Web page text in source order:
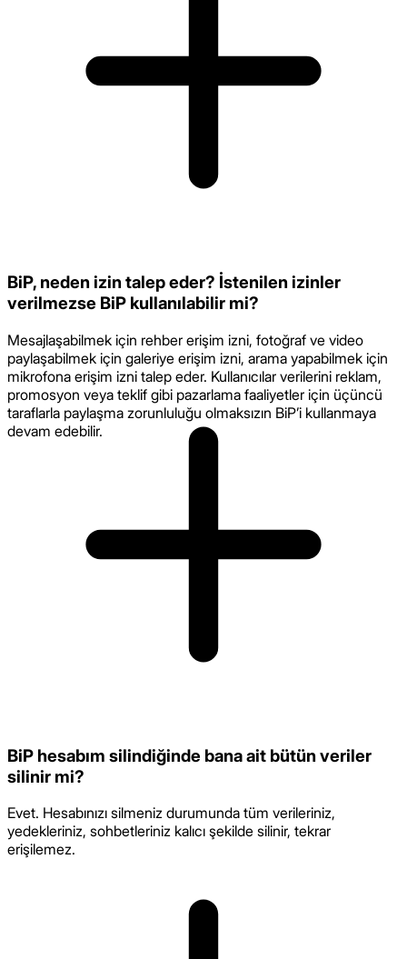
BiP, neden izin talep eder? İstenilen izinler
verilmezse BiP kullanılabilir mi?
Mesajlaşabilmek için rehber erişim izni, fotoğraf ve video
paylaşabilmek için galeriye erişim izni, arama yapabilmek için
mikrofona erişim izni talep eder. Kullanıcılar verilerini reklam,
promosyon veya teklif gibi pazarlama faaliyetler için üçüncü
taraflarla paylaşma zorunluluğu olmaksızın BiP’i kullanmaya
devam edebilir.
BiP hesabım silindiğinde bana ait bütün veriler
silinir mi?
Evet. Hesabınızı silmeniz durumunda tüm verileriniz,
yedekleriniz, sohbetleriniz kalıcı şekilde silinir, tekrar
erişilemez.